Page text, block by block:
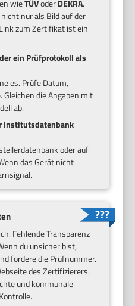
wieTÜVoderDEKRA.
nur als Bild auf der
zum Zertifikat ist ein
ein Prüfprotokoll als
es. Prüfe Datum,
die Angaben mit
ab.
Institutsdatenbank
oder auf
das Gerät nicht
Fehlende Transparenz
du unsicher bist,
fordere die Prüfnummer.
des Zertifizierers.
und kommunale